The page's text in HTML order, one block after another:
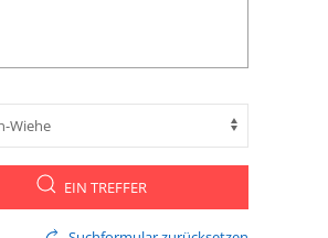
EIN TREFFER